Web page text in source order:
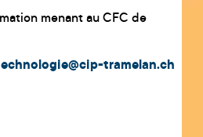
menant au CFC de
tramelan.ch